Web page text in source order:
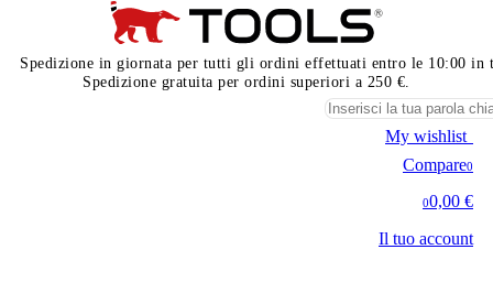
Spedizione in giornata per tutti gli ordini effettuati entro le 10:00 in
Spedizione gratuita per ordini superiori a 250 €.
My wishlist
Compare0
00,00 €
Il tuo account